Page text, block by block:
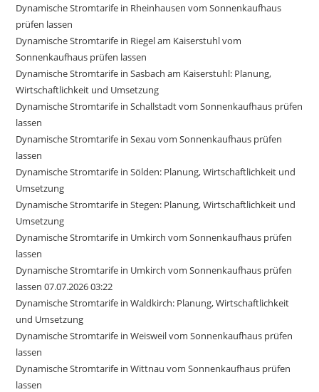
Dynamische Stromtarife in Rheinhausen vom Sonnenkaufhaus
prüfen lassen
Dynamische Stromtarife in Riegel am Kaiserstuhl vom
Sonnenkaufhaus prüfen lassen
Dynamische Stromtarife in Sasbach am Kaiserstuhl: Planung,
Wirtschaftlichkeit und Umsetzung
Dynamische Stromtarife in Schallstadt vom Sonnenkaufhaus prüfen
lassen
Dynamische Stromtarife in Sexau vom Sonnenkaufhaus prüfen
lassen
Dynamische Stromtarife in Sölden: Planung, Wirtschaftlichkeit und
Umsetzung
Dynamische Stromtarife in Stegen: Planung, Wirtschaftlichkeit und
Umsetzung
Dynamische Stromtarife in Umkirch vom Sonnenkaufhaus prüfen
lassen
Dynamische Stromtarife in Umkirch vom Sonnenkaufhaus prüfen
lassen 07.07.2026 03:22
Dynamische Stromtarife in Waldkirch: Planung, Wirtschaftlichkeit
und Umsetzung
Dynamische Stromtarife in Weisweil vom Sonnenkaufhaus prüfen
lassen
Dynamische Stromtarife in Wittnau vom Sonnenkaufhaus prüfen
lassen